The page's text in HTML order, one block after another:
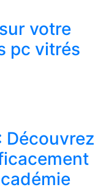
votre
pc vitrés
Découvrez